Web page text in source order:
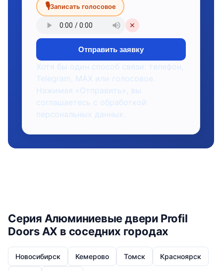
🎙Записать голосовое
✕
Отправить заявку
Хотя бы один способ связи: телефон,
Telegram, MAX или голосовое.
Нажимая «Отправить», вы
соглашаетесь с обработкой
персональных данных.
Серия Алюминиевые двери Profil
Doors AX в соседних городах
Новосибирск Кемерово Томск Красноярск